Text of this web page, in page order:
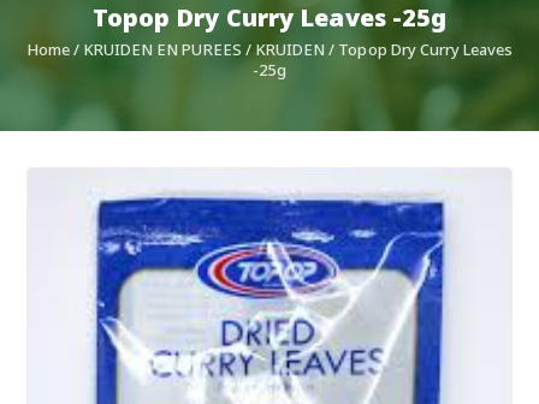
Topop Dry Curry Leaves -25g
Home/ KRUIDEN EN PUREES / KRUIDEN / Topop Dry Curry Leaves
-25g